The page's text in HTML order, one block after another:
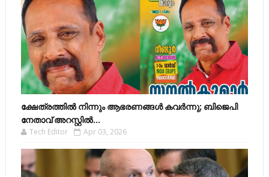
ക്ഷേത്രത്തിൽ നിന്നും ആഭരണങ്ങൾ കവർന്നു; ബിജെപി
നേതാവ് അറസ്റ്റിൽ...
Tech Editor Apr 03, 2026